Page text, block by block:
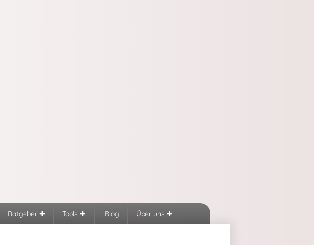
Ratgeber Tools Blog Über uns